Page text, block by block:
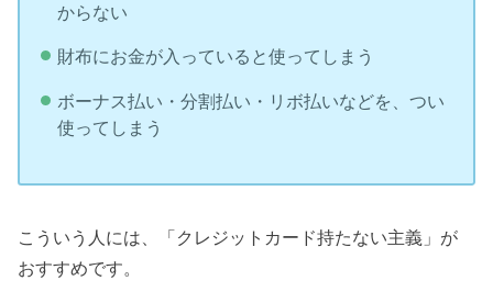
からない
財布にお金が入っていると使ってしまう
ボーナス払い・分割払い・リボ払いなどを、つい
使ってしまう
こういう人には、「クレジットカード持たない主義」が
おすすめです。